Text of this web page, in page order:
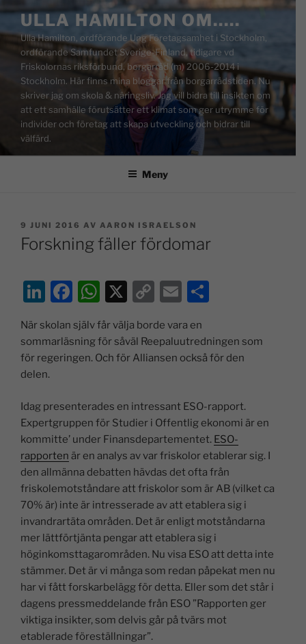
ULLA HAMILTON OM…..
Ulla Hamilton, ordförande Ung Företagsamhet i Stockholm,
ordförande Samfundet Sverige-Finland, tidigare vd
Friskolornas riksförbund, borgarråd (m) 2006-2014 i
Stockholm. Här finns mina bloggar från borgarrådstiden. Nu
skriver jag om skola & näringsliv. Jag vill bidra till insikten om
att ett samhälle förutsätter ett klimat som ger utrymme för
individer och företag att skapa utveckling och bidrar till
välfärd.
Meny
9 JUNI 2016 AV AARON ISRAELSON
Forskning fäller fördomar
Li
k
e
dI
n
F
c
e
o
o
k
W
h
at
s
p
p
X
C
p
y
n
k
E
ai
l
a
När skolan själv får välja borde vara en
sommarläsning för såväl Reepaluutredningen som
för regeringen. Och för Alliansen också för den
delen.
Idag presenterades en intressant ESO-rapport.
Expertgruppen för Studier i Offentlig ekonomi är en
kommitte’ under Finansdepartementet. ESO-
rapporten är en analys av var friskolor etablerar sig. I
den allmänna debatten hävdas det ofta från
friskolemotståndare att friskolor som är AB (vilket ca
70% är) inte är intresserade av att etablera sig i
invandrartäta områden. Det är enligt motståndarna
mer lättförtjänta pengar att etablera sig i
höginkomsttagarområden. Nu visa ESO att detta inte
stämmer. Det är vi många som redan påpekat men nu
har vi fått forskarbelägg för detta. Eller som det står i
dagens pressmeddelande från ESO ”Rapporten ger
viktiga insikter, som delvis går på tvärs mot
etablerade föreställningar”.